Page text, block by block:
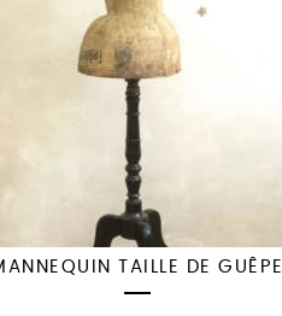
TAILLE DE GUÊPE